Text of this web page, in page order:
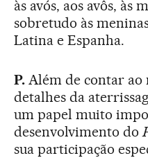
às avós, aos avôs, às
sobretudo às
Latina e Espanha.
P.Além de contar ao
detalhes da
um papel muito
desenvolvimento do
sua participação